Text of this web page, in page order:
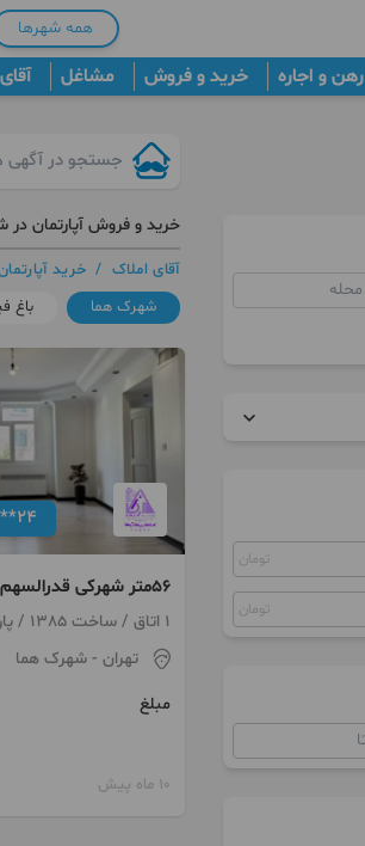
همه شهرها
رهن و اجاره خرید و فروش مشاغل
محله
تومان
تومان
خرید و فروش آپارتمان
آقای املاک / خرید
شهرک هما
باغ
۵۶متر شهرکی
هما تاپ لوکیشن1 اتاق / ساخت 1385 / پارکینگ
تهران - شهرک هما
مبلغ
10 ماه پیش